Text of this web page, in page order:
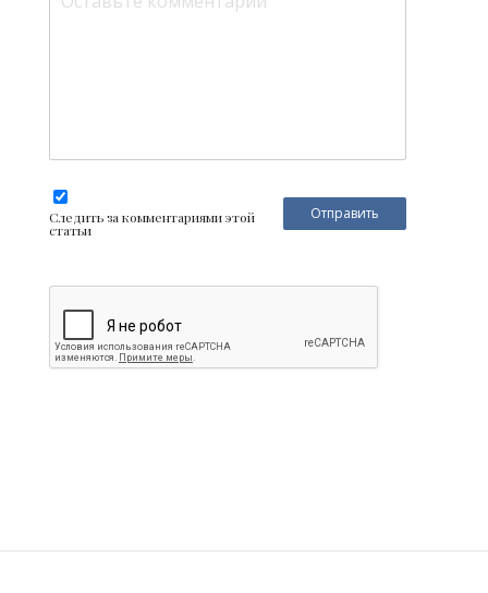
Следить за комментариями этой
статьи